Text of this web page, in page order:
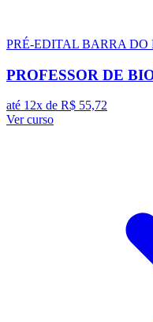
PRÉ-EDITAL BARRA DO
PROFESSOR DE
até 12x de R$ 55,72
Ver curso